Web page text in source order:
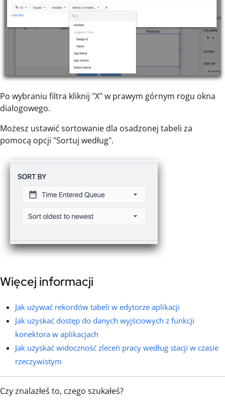
Po wybraniu filtra kliknij "X" w prawym górnym rogu okna
dialogowego.
Możesz ustawić sortowanie dla osadzonej tabeli za
pomocą opcji "Sortuj według".
Więcej informacji
Jak używać rekordów tabeli w edytorze aplikacji
Jak uzyskać dostęp do danych wyjściowych z funkcji
konektora w aplikacjach
Jak uzyskać widoczność zleceń pracy według stacji w czasie
rzeczywistym
Czy znalazłeś to, czego szukałeś?